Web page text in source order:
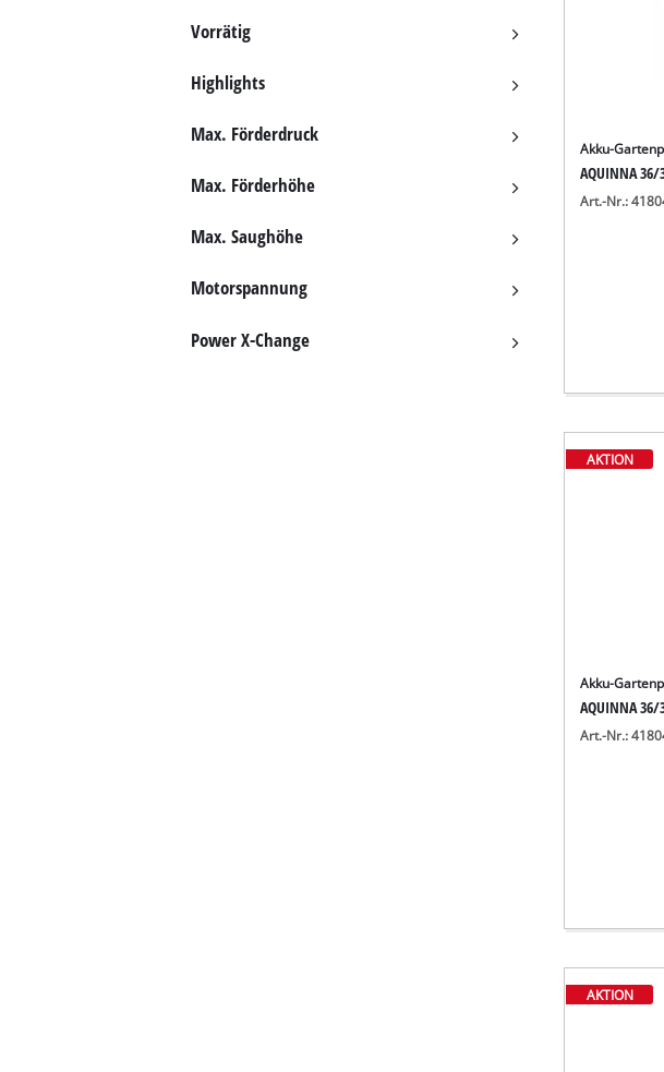
Vorrätig
Highlights
Max. Förderdruck
Max. Förderhöhe
Max. Saughöhe
Motorspannung
Power X-Change
Akku-
AQUINNA 36/
Art.-Nr.:
AKTION
Akku-
AQUINNA 36/
Art.-Nr.:
AKTION